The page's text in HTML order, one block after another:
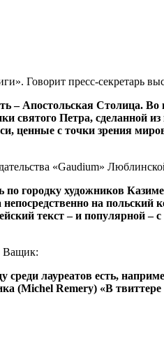
Говорит пресс-секретарь
– Апостольская Столица. Во
Петра, сделанной из
ценные с точки зрения
«Gaudium»
по городку художников
на польский
текст – и популярной – с
Ващик:
лауреатов есть,
(Michel Remery) «В твиттере